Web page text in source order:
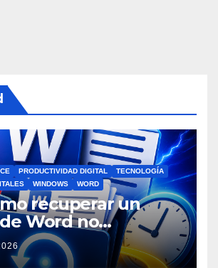
PRODUCTIVIDAD DIGITAL
TECNOLOGÍA
WINDOWS WORD
recuperar un
Word no
antes de entrar en